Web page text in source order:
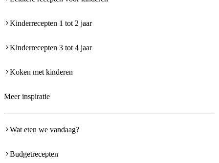
Kinderrecepten 1 tot 2 jaar
Kinderrecepten 3 tot 4 jaar
Koken met kinderen
Meer inspiratie
Wat eten we vandaag?
Budgetrecepten